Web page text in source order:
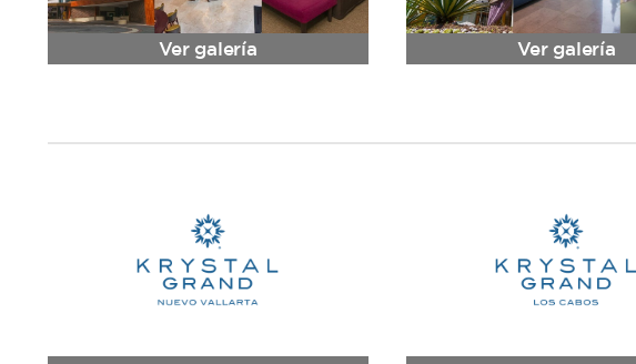
Ver galería Ver galería